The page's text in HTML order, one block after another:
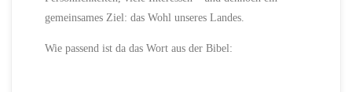
gemeinsames Ziel: das Wohl unseres Landes.
Wie passend ist da das Wort aus der Bibel: